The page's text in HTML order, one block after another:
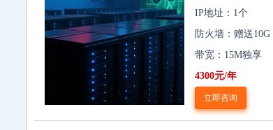
IP地址：1个
防火墙：赠送10G
带宽：15M独享
4300元/年
立即咨询